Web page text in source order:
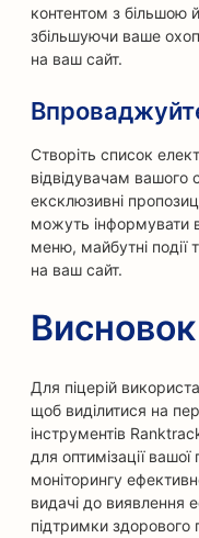
контентом з більшою
збільшуючи ваше
на ваш сайт.
Створіть список
відвідувачам вашого
ексклюзивні
можуть інформувати
меню, майбутні події
на ваш сайт.
Висновок
Для піцерій
щоб виділитися на
інструментів
для оптимізації вашої
моніторингу
видачі до виявлення
підтримки здорового